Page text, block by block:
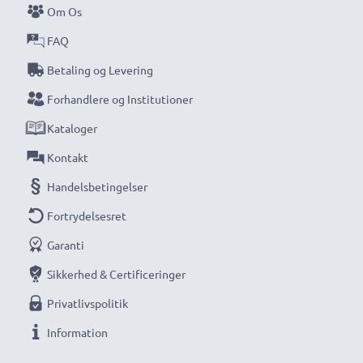
kompakte LCD-batterioplader fra CELLONIC.
Bestil nu med hurtig levering og 3 års garanti!
Om Os
FAQ
Betaling og Levering
Forhandlere og Institutioner
Kataloger
Kontakt
Handelsbetingelser
Fortrydelsesret
Garanti
Sikkerhed & Certificeringer
Privatlivspolitik
Information